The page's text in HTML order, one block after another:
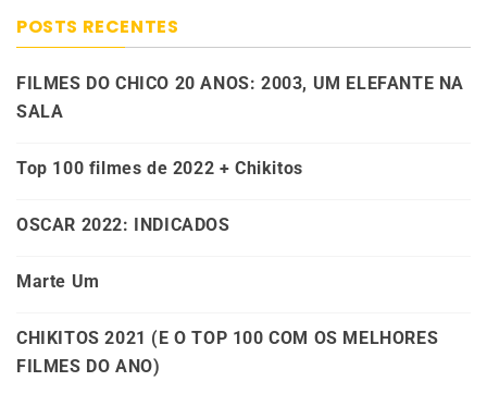
POSTS RECENTES
FILMES DO CHICO 20 ANOS: 2003, UM ELEFANTE NA
SALA
Top 100 filmes de 2022 + Chikitos
OSCAR 2022: INDICADOS
Marte Um
CHIKITOS 2021 (E O TOP 100 COM OS MELHORES
FILMES DO ANO)